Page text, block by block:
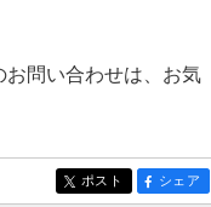
問い合わせは、お気
entry525
ポスト entry525
シェア